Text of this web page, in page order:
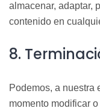
almacenar, adaptar,
contenido en
8.
Podemos, a nuestra
momento modificar